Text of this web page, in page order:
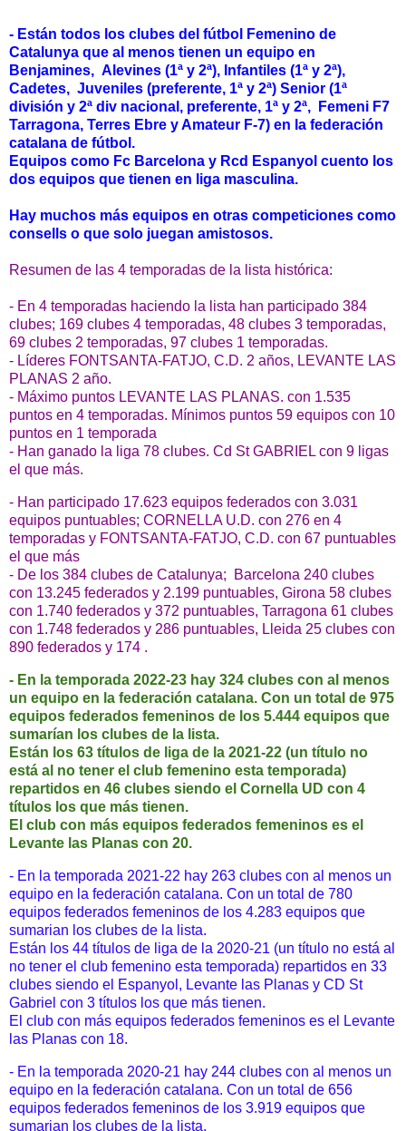
- Están todos los clubes del fútbol Femenino de
Catalunya que al menos tienen un equipo en
Benjamines, Alevines (1ª y 2ª), Infantiles (1ª y 2ª),
Cadetes, Juveniles (preferente, 1ª y 2ª) Senior (1ª
división y 2ª div nacional, preferente, 1ª y 2ª, Femeni F7
Tarragona, Terres Ebre y Amateur F-7) en la federación
catalana de fútbol.
Equipos como Fc Barcelona y Rcd Espanyol cuento los
dos equipos que tienen en liga masculina.
Hay muchos más equipos en otras competiciones como
consells o que solo juegan amistosos.
Resumen de las 4 temporadas de la lista histórica:
- En 4 temporadas haciendo la lista han participado 384
clubes; 169 clubes 4 temporadas, 48 clubes 3 temporadas,
69 clubes 2 temporadas, 97 clubes 1 temporadas.
- Líderes FONTSANTA-FATJO, C.D. 2 años, LEVANTE LAS
PLANAS 2 año.
- Máximo puntos LEVANTE LAS PLANAS. con 1.535
puntos en 4 temporadas. Mínimos puntos 59 equipos con 10
puntos en 1 temporada
- Han ganado la liga 78 clubes. Cd St GABRIEL con 9 ligas
el que más.
- Han participado 17.623 equipos federados con 3.031
equipos puntuables; CORNELLA U.D. con 276 en 4
temporadas y FONTSANTA-FATJO, C.D. con 67 puntuables
el que más
- De los 384 clubes de Catalunya; Barcelona 240 clubes
con 13.245 federados y 2.199 puntuables, Girona 58 clubes
con 1.740 federados y 372 puntuables, Tarragona 61 clubes
con 1.748 federados y 286 puntuables, Lleida 25 clubes con
890 federados y 174 .
- En la temporada 2022-23 hay 324 clubes con al menos
un equipo en la federación catalana. Con un total de 975
equipos federados femeninos de los 5.444 equipos que
sumarían los clubes de la lista.
Están los 63 títulos de liga de la 2021-22 (un título no
está al no tener el club femenino esta temporada)
repartidos en 46 clubes siendo el Cornella UD con 4
títulos los que más tienen.
El club con más equipos federados femeninos es el
Levante las Planas con 20.
- En la temporada 2021-22 hay 263 clubes con al menos un
equipo en la federación catalana. Con un total de 780
equipos federados femeninos de los 4.283 equipos que
sumarian los clubes de la lista.
Están los 44 títulos de liga de la 2020-21 (un título no está al
no tener el club femenino esta temporada) repartidos en 33
clubes siendo el Espanyol, Levante las Planas y CD St
Gabriel con 3 títulos los que más tienen.
El club con más equipos federados femeninos es el Levante
las Planas con 18.
- En la temporada 2020-21 hay 244 clubes con al menos un
equipo en la federación catalana. Con un total de 656
equipos federados femeninos de los 3.919 equipos que
sumarian los clubes de la lista.